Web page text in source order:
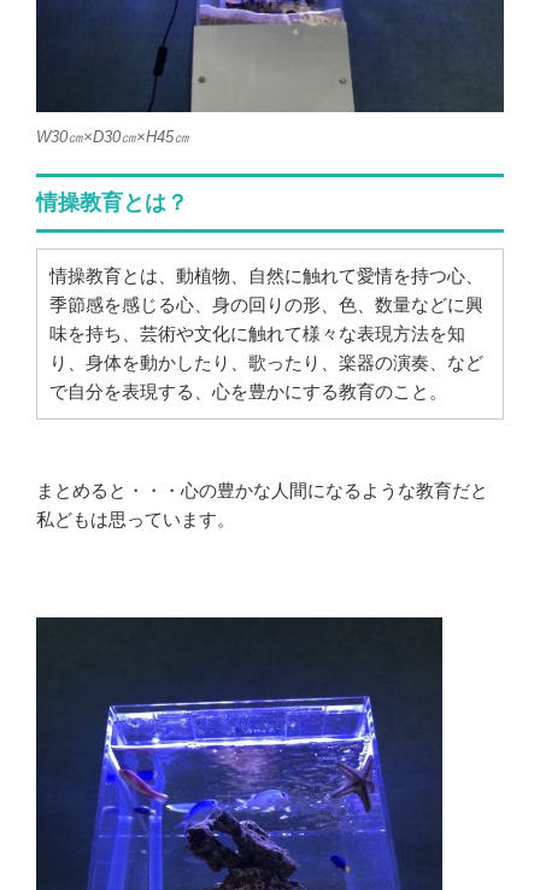
W30㎝×D30㎝×H45㎝
情操教育とは？
情操教育とは、動植物、自然に触れて愛情を持つ心、
季節感を感じる心、身の回りの形、色、数量などに興
味を持ち、芸術や文化に触れて様々な表現方法を知
り、身体を動かしたり、歌ったり、楽器の演奏、など
で自分を表現する、心を豊かにする教育のこと。
まとめると・・・心の豊かな人間になるような教育だと
私どもは思っています。